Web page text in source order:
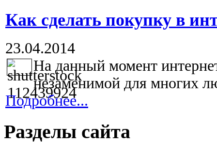
Как сделать покупку в
23.04.2014
На данный момент
незаменимой для многих
Подробнее...
Разделы сайта